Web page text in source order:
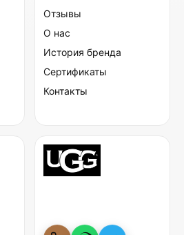
Отзывы
О нас
История бренда
Сертификаты
Контакты